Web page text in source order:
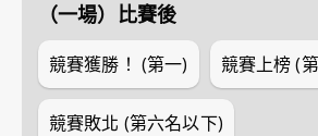
（一場）比賽後
競賽獲勝！ (第一) 競賽上榜 (
競賽敗北 (第六名以下)